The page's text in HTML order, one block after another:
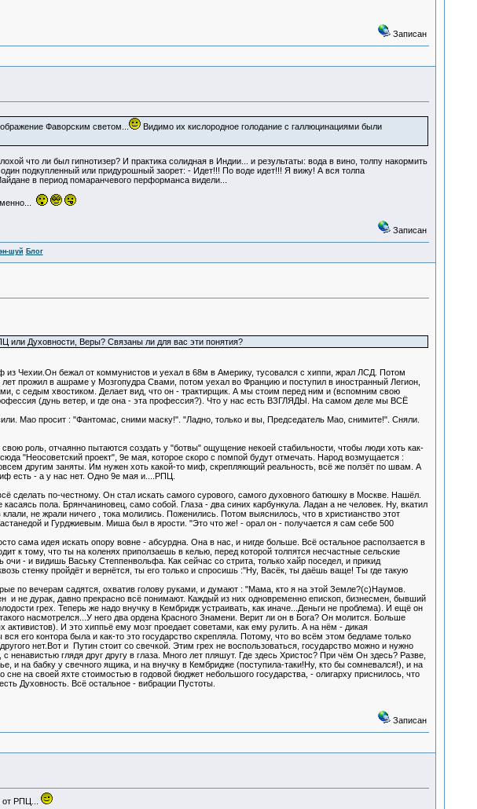
Записан
Фаворским светом...
Видимо их кислородное голодание с галлюцинациями были
что ли был гипнотизер? И практика солидная в Индии... и результаты: вода в вино, толпу накормить
подкупленный или придурошный заорет: - Идет!!! По воде идет!!! Я вижу! А вся толпа
в период помаранчевого перформанса видели...
Записан
шуй Блог
или Духовности, Веры? Связаны ли для вас эти понятия?
Чехии.Он бежал от коммунистов и уехал в 68м в Америку, тусовался с хиппи, жрал ЛСД. Потом
прожил в ашраме у Мозгопудра Свами, потом уехал во Францию и поступил в иностранный Легион,
с седым хвостиком. Делает вид, что он - трактирщик. А мы стоим перед ним и (вспомним свою
(дунь ветер, и где она - эта профессия?). Что у нас есть ВЗГЛЯДЫ. На самом деле мы ВСЁ
Мао просит : "Фантомас, сними маску!". "Ладно, только и вы, Председатель Мао, снимите!". Сняли.
роль, отчаянно пытаются создать у "ботвы" ощущение некоей стабильности, чтобы люди хоть как-
"Неосоветский проект", 9е мая, которое скоро с помпой будут отмечать. Народ возмущается :
другим заняты. Им нужен хоть какой-то миф, скрепляющий реальность, всё же ползёт по швам. А
есть - а у нас нет. Одно 9е мая и....РПЦ.
по-честному. Он стал искать самого сурового, самого духовного батюшку в Москве. Нашёл.
пола. Брянчаниновец, само собой. Глаза - два синих карбункула. Ладан а не человек. Ну, вкатил
не жрали ничего , тока молились. Поженились. Потом выяснилось, что в христианство этот
и Гурджиевым. Миша был в ярости. "Это что же! - орал он - получается я сам себе 500
сама идея искать опору вовне - абсурдна. Она в нас, и нигде больше. Всё остальное расползается в
к тому, что ты на коленях приползаешь в келью, перед которой толпятся несчастные сельские
- и видишь Ваську Степпенвольфа. Как сейчас со стрита, только хайр поседел, и прикид
стенку пройдёт и вернётся, ты его только и спросишь :"Ну, Васёк, ты даёшь ваще! Ты где такую
по вечерам садятся, охватив голову руками, и думают : "Мама, кто я на этой Земле?(с)Наумов.
и не дурак, давно прекрасно всё понимают. Каждый из них одновременно епископ, бизнесмен, бывший
грех. Теперь же надо внучку в Кембридж устраивать, как иначе...Деньги не проблема). И ещё он
насмотрелся...У него два ордена Красного Знамени. Верит ли он в Бога? Он молится. Больше
И это хиппьё ему мозг проедает советами, как ему рулить. А на нём - дикая
контора была и как-то это государство скрепляла. Потому, что во всём этом бедламе только
нет.Вот и Путин стоит со свечкой. Этим грех не воспользоваться, государство можно и нужно
ненавистью глядя друг другу в глаза. Много лет пляшут. Где здесь Христос? При чём Он здесь? Разве,
и на бабку у свечного ящика, и на внучку в Кембридже (поступила-таки!Ну, кто бы сомневался!), и на
на своей яхте стоимостью в годовой бюджет небольшого государства, - олигарху приснилось, что
Духовность. Всё остальное - вибрации Пустоты.
Записан
РПЦ...